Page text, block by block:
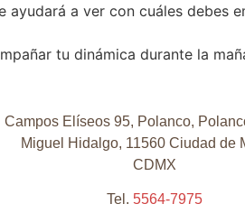
a ver con cuáles debes
tu dinámica durante la
Campos Elíseos 95, Polanco,
Miguel Hidalgo, 11560 Ciudad de
CDMX
Tel. 5564-7975